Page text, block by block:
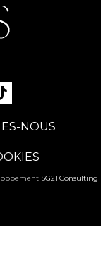
NOUS
SG2I Consulting